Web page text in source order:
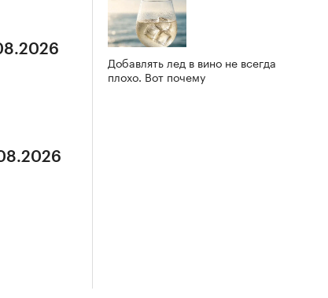
Добавлять лед в вино не всегда
плохо. Вот почему